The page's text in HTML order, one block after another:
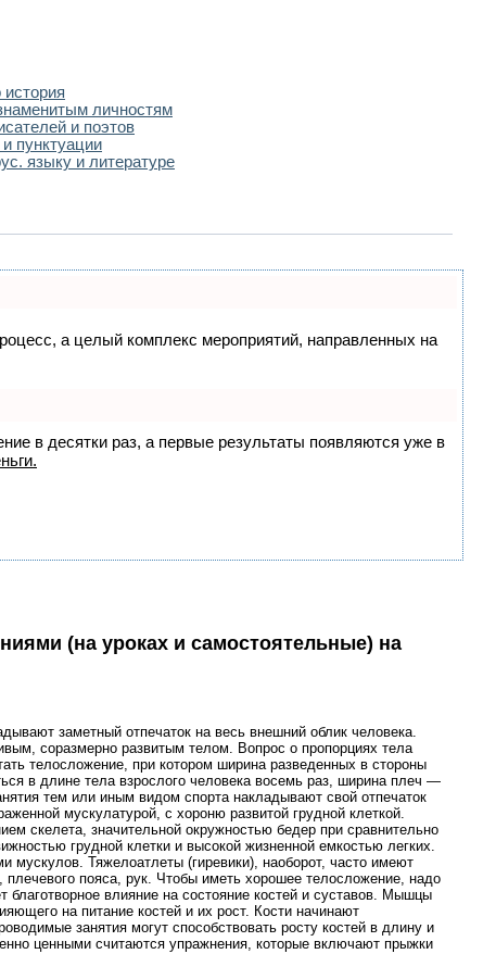
личностям
и поэтов
пунктуации
языку и литературе
а целый комплекс мероприятий, направленных на
в десятки раз, а первые результаты появляются уже в
(на уроках и самостоятельные) на
заметный отпечаток на весь внешний облик человека.
соразмерно развитым телом. Вопрос о пропорциях тела
телосложение, при котором ширина разведенных в стороны
в длине тела взрослого человека восемь раз, ширина плеч —
тем или иным видом спорта накладывают свой отпечаток
мускулатурой, с хороню развитой грудной клеткой.
скелета, значительной окружностью бедер при сравнительно
грудной клетки и высокой жизненной емкостью легких.
Тяжелоатлеты (гиревики), наоборот, часто имеют
пояса, рук. Чтобы иметь хорошее телосложение, надо
влияние на состояние костей и суставов. Мышцы
на питание костей и их рост. Кости начинают
занятия могут способствовать росту костей в длину и
ценными считаются упражнения, которые включают прыжки